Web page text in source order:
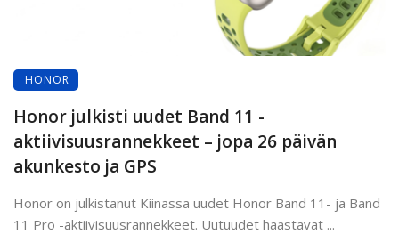
HONOR
Honor julkisti uudet Band 11 -
aktiivisuusrannekkeet – jopa 26 päivän
akunkesto ja GPS
Honor on julkistanut Kiinassa uudet Honor Band 11- ja Band
11 Pro -aktiivisuusrannekkeet. Uutuudet haastavat ...